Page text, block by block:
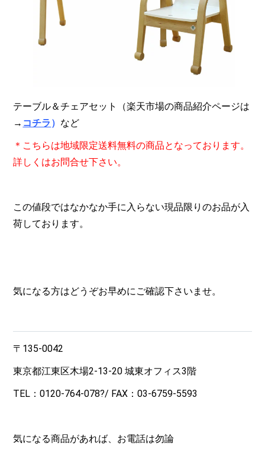
テーブル＆チェアセット（楽天市場の商品紹介ページは
→ コチラ ） など
＊こちらは地域限定送料無料の商品となっております。
詳しくはお問合せ下さい。
この値段ではなかなか手に入らない現品限りのお品が入
荷しております。
気になる方はどうぞお早めにご確認下さいませ。
〒135-0042
東京都江東区木場2-13-20 城東オフィス3階
TEL：0120-764-078?/ FAX：03-6759-5593
気になる商品があれば、お電話は勿論